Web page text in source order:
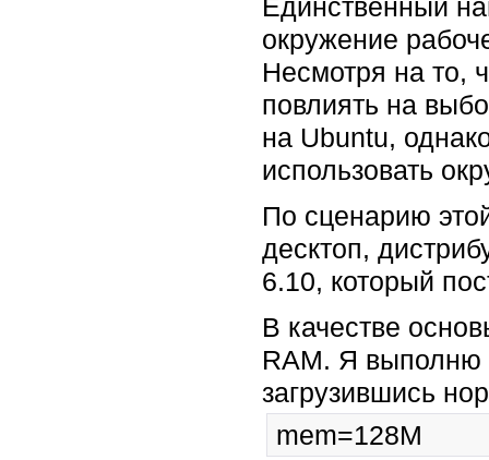
Единственный
окружение
Несмотря на то,
повлиять на
на Ubuntu,
использовать
По сценарию
десктоп,
6.10, который
В качестве
RAM. Я выполню
загрузившись
mem=128M